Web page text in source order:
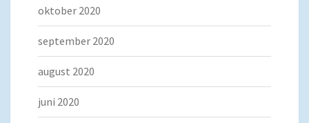
oktober 2020
september 2020
august 2020
juni 2020